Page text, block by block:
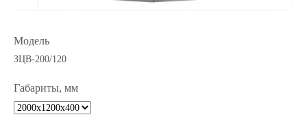
Модель
ЗЦВ-200/120
Габариты, мм